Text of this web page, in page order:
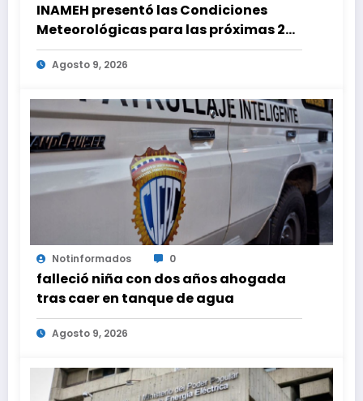
INAMEH presentó las Condiciones
Meteorológicas para las próximas 24
horas, de este domingo 9 de agosto
2026Agosto 9, 2026
Notinformados 0
falleció niña con dos años ahogada
tras caer en tanque de agua
Agosto 9, 2026